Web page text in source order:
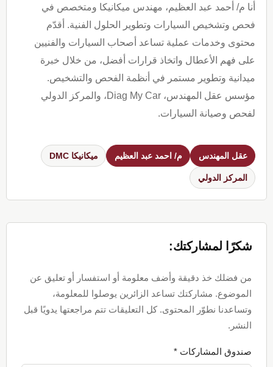
أنا م/ أحمد عبد العظيم، مهندس ميكانيكا ومتخصص في
فحص وتشخيص السيارات وتطوير الحلول الفنية. أقدّم
محتوى وخدمات عملية تساعد أصحاب السيارات والفنيين
على فهم الأعطال واتخاذ قرارات أفضل، من خلال خبرة
ميدانية وتطوير مستمر في أنظمة الفحص والتشخيص.
مؤسس عقل المهندس، Diag My Car، والمركز الدولي
لفحص وصيانة السيارات.
عقل المهندس م/ احمد عبد العظيم ميكانيكا DMC
المركز الدولي
Interactions
شكرًا لمشاركتك:
من فضلك خذ دقيقة وأضف معلومة أو استفسار أو تعليق عن
الموضوع. مشاركتك تساعد الزائرين يوصلوا للمعلومة،
وتساعدنا نطوّر المحتوى. كل التعليقات تتم مراجعتها يدويًا قبل
النشر.
صندوق المشاركات *